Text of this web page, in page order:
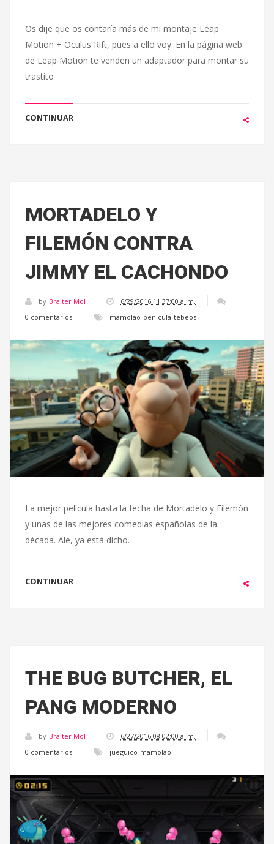
Os dije que os contaría más de mi montaje Leap
Motion + Oculus Rift, pues a ello voy. En la página web
de Leap Motion te venden un adaptador para montar su
trastito
CONTINUAR
MORTADELO Y
FILEMÓN CONTRA
JIMMY EL CACHONDO
by Braiter Mol
6/29/2016 11:37:00 a. m.
0 comentarios
mamolao penicula tebeos
La mejor película hasta la fecha de Mortadelo y Filemón
y unas de las mejores comedias españolas de la
década. Ale, ya está dicho.
CONTINUAR
THE BUG BUTCHER, EL
PANG MODERNO
by Braiter Mol
6/27/2016 08:02:00 a. m.
0 comentarios
jueguico mamolao